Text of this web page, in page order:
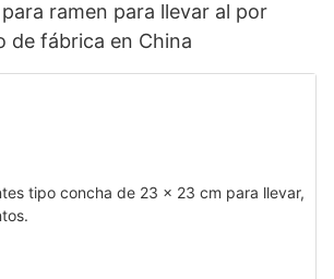
para ramen para llevar al por
de fábrica en China